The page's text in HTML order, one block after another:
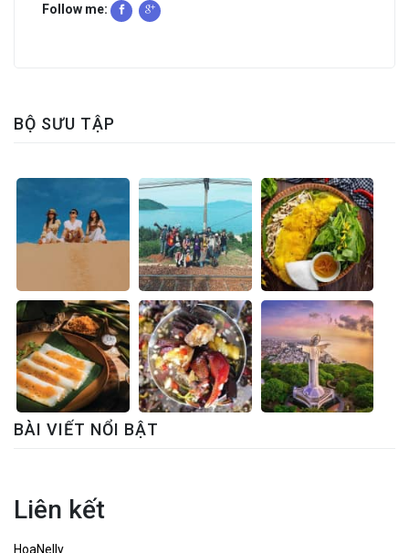
Follow me:
BỘ SƯU TẬP
BÀI VIẾT NỔI BẬT
Liên kết
HoaNelly